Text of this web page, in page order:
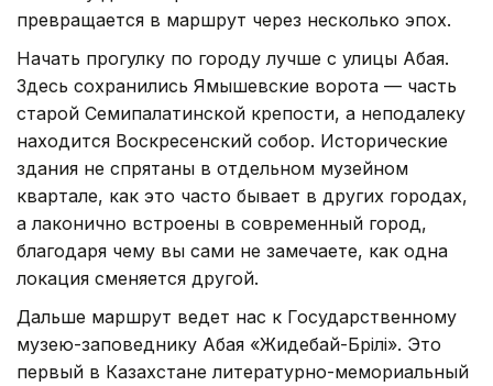
превращается в маршрут через несколько эпох.
Начать прогулку по городу лучше с улицы Абая.
Здесь сохранились Ямышевские ворота — часть
старой Семипалатинской крепости, а неподалеку
находится Воскресенский собор. Исторические
здания не спрятаны в отдельном музейном
квартале, как это часто бывает в других городах,
а лаконично встроены в современный город,
благодаря чему вы сами не замечаете, как одна
локация сменяется другой.
Дальше маршрут ведет нас к Государственному
музею-заповеднику Абая «Жидебай-Бөрілі». Это
первый в Казахстане литературно-мемориальный